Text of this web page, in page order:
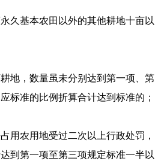
久基本农田以外的其他耕地十亩以
地，数量虽未分别达到第一项、第
标准的比例折算合计达到标准的；
用农用地受过二次以上行政处罚，
到第一项至第三项规定标准一半以